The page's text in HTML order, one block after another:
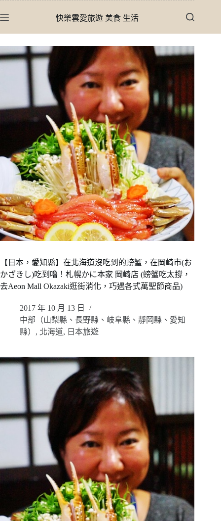
至
內
容
快樂雲愛旅遊 美食 生活
【日本，愛知縣】在北海道沒吃到的螃蟹，在岡崎市(お
かざきし)吃到嚕！札幌かに本家 岡崎店 (螃蟹吃太撐，
去Aeon Mall Okazaki逛街消化，巧遇各式萬聖節商品)
2017 年 10 月 13 日
中部（山梨縣、長野縣、岐阜縣、靜岡縣、愛知
縣） , 北海道, 日本旅遊